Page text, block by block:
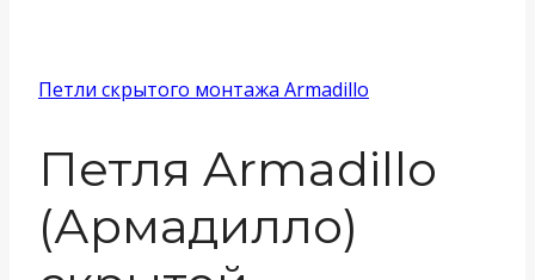
Петли скрытого монтажа Armadillo
Петля Armadillo
(Армадилло)